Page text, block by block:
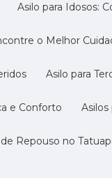
Asilo para Idosos:
o Melhor
Asilo para
e Conforto
de Repouso no